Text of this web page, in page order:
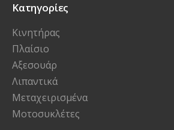
Κατηγορίες
Κινητήρας
Πλαίσιο
Αξεσουάρ
Λιπαντικά
Μεταχειρισμένα
Μοτοσυκλέτες